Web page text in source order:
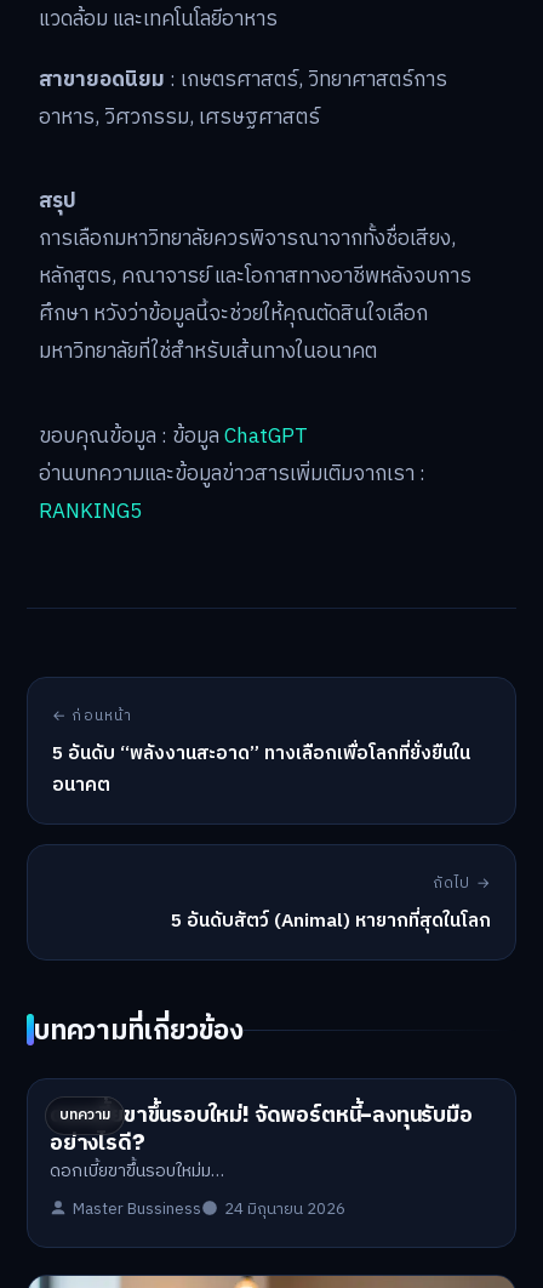
แวดล้อม และเทคโนโลยีอาหาร
สาขายอดนิยม : เกษตรศาสตร์, วิทยาศาสตร์การ
อาหาร, วิศวกรรม, เศรษฐศาสตร์
สรุป
การเลือกมหาวิทยาลัยควรพิจารณาจากทั้งชื่อเสียง,
หลักสูตร, คณาจารย์ และโอกาสทางอาชีพหลังจบการ
ศึกษา หวังว่าข้อมูลนี้จะช่วยให้คุณตัดสินใจเลือก
มหาวิทยาลัยที่ใช่สำหรับเส้นทางในอนาคต
ขอบคุณข้อมูล : ข้อมูลChatGPT
อ่านบทความและข้อมูลข่าวสารเพิ่มเติมจากเรา :
RANKING5
← ก่อนหน้า
5 อันดับ “พลังงานสะอาด” ทางเลือกเพื่อโลกที่ยั่งยืนใน
อนาคต
ถัดไป →
5 อันดับสัตว์ (Animal) หายากที่สุดในโลก
บทความที่เกี่ยวข้อง
บทความ
ดอกเบี้ยขาขึ้นรอบใหม่! จัดพอร์ตหนี้-ลงทุนรับมือ
อย่างไรดี?
ดอกเบี้ยขาขึ้นรอบใหม่ม…
Master Bussiness 24 มิถุนายน 2026